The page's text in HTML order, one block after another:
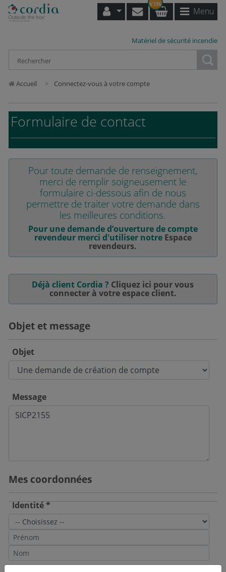
6596
Menu
Matériel de sécurité incendie
Accueil Connectez-vous à votre compte
Formulaire de contact
Pour toute demande de renseignement,
merci de remplir soigneusement le
formulaire ci-dessous afin de nous
permettre de traiter votre demande dans
les meilleures conditions.
Pour une demande d’ouverture de compte
revendeur merci d'utiliser notre Espace
revendeurs.
Déjà client Cordia ? Cliquez ici pour vous
connecter à votre espace client.
Objet et message
Objet
Message
Mes coordonnées
Identité *